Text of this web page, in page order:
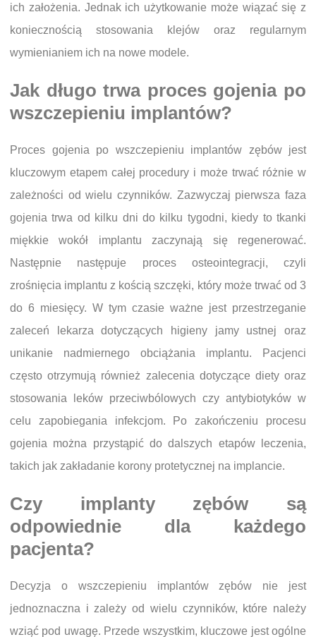
ich założenia. Jednak ich użytkowanie może wiązać się z
koniecznością stosowania klejów oraz regularnym
wymienianiem ich na nowe modele.
Jak długo trwa proces gojenia po
wszczepieniu implantów?
Proces gojenia po wszczepieniu implantów zębów jest
kluczowym etapem całej procedury i może trwać różnie w
zależności od wielu czynników. Zazwyczaj pierwsza faza
gojenia trwa od kilku dni do kilku tygodni, kiedy to tkanki
miękkie wokół implantu zaczynają się regenerować.
Następnie następuje proces osteointegracji, czyli
zrośnięcia implantu z kością szczęki, który może trwać od 3
do 6 miesięcy. W tym czasie ważne jest przestrzeganie
zaleceń lekarza dotyczących higieny jamy ustnej oraz
unikanie nadmiernego obciążania implantu. Pacjenci
często otrzymują również zalecenia dotyczące diety oraz
stosowania leków przeciwbólowych czy antybiotyków w
celu zapobiegania infekcjom. Po zakończeniu procesu
gojenia można przystąpić do dalszych etapów leczenia,
takich jak zakładanie korony protetycznej na implancie.
Czy implanty zębów są
odpowiednie dla każdego
pacjenta?
Decyzja o wszczepieniu implantów zębów nie jest
jednoznaczna i zależy od wielu czynników, które należy
wziąć pod uwagę. Przede wszystkim, kluczowe jest ogólne